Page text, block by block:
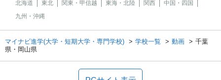
北海道 東北 関東・甲信越 東海・北陸 関西
中国・四国
九州・沖縄
マイナビ進学(大学・短期大学・専門学校) 学校一覧 動画
千葉
県・岡山県